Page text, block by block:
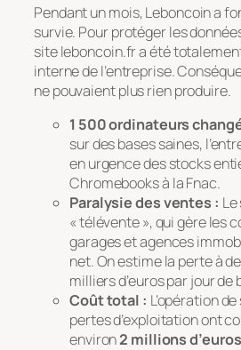
Pendant un mois, Leboncoin a
survie. Pour protéger les
siteleboncoin.fra été
interne de l’entreprise.
ne pouvaient plus rien produire.
1 500 ordinateurs
sur des bases saines,
en urgence des stocks
Chromebooks à la Fnac.
Paralysie des ventes :
« télévente », qui gère les
garages et agences
net. On estime la perte à
milliers d’euros par jour de
Coût total : L’opération
pertes d’exploitation ont
environ2 millions d’euros